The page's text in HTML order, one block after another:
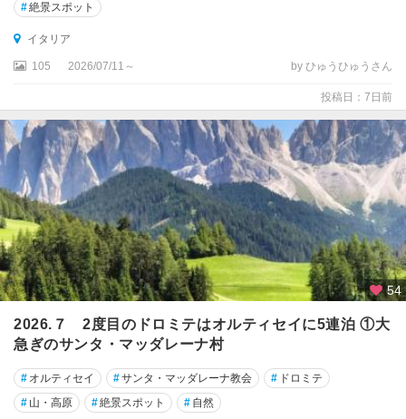
ナ
シ
ア
島
★
ナ
ポ
リ
★
パ
レ
ル
モ
★
ピ
#絶景スポット
イタリア
105 2026/07/11～ by ひゅうひゅうさん
投稿日：7日前
54
2026.７ 2度目のドロミテはオルティセイに5連泊 ①大
急ぎのサンタ・マッダレーナ村
# オルティセイ #サンタ・マッダレーナ教会 # ドロミテ
# 山・高原 #絶景スポット # 自然